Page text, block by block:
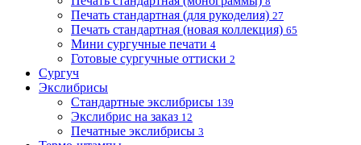
Печать стандартная (для рукоделия) 27
Печать стандартная (новая коллекция) 65
Мини сургучные печати 4
Готовые сургучные оттиски 2
Сургуч
Экслибрисы
Стандартные экслибрисы 139
Экслибрис на заказ 12
Печатные экслибрисы 3